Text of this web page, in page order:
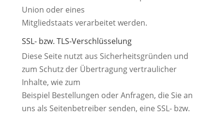
Union oder eines
Mitgliedstaats verarbeitet werden.
SSL- bzw. TLS-Verschlüsselung
Diese Seite nutzt aus Sicherheitsgründen und
zum Schutz der Übertragung vertraulicher
Inhalte, wie zum
Beispiel Bestellungen oder Anfragen, die Sie an
uns als Seitenbetreiber senden, eine SSL- bzw.